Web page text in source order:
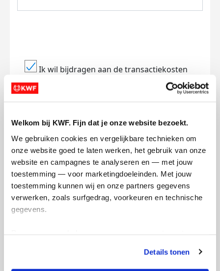
Welkom bij KWF. Fijn dat je onze website bezoekt.
We gebruiken cookies en vergelijkbare technieken om
onze website goed te laten werken, het gebruik van onze
website en campagnes te analyseren en — met jouw
toestemming — voor marketingdoeleinden. Met jouw
toestemming kunnen wij en onze partners gegevens
verwerken, zoals surfgedrag, voorkeuren en technische
gegevens.
tonen. Je kunt je toestemming op elk moment wijzigen of
intrekken via Cookie instellingen onderaan de pagina. De
Details tonen
Ik wil bijdragen aan de transactiekosten
en betaal €0.75 extra.
Doneer nu
Opgehaald
€819
Streefbedrag
€500
Doneer
Zoe's badges